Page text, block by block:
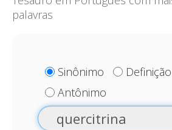
palavras
Sinônimo
Definição
Antônimo